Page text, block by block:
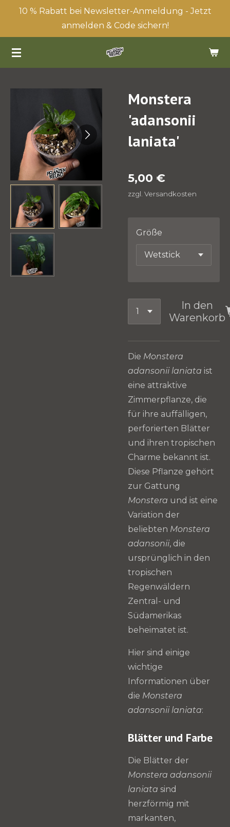
10 % Rabatt bei Newsletter-Anmeldung - Jetzt
anmelden & Code sichern!
Monstera
'adansonii
laniata'
5,00 €
zzgl. Versandkosten
Größe
In den
Warenkorb
Die Monstera
adansonii laniata ist
eine attraktive
Zimmerpflanze, die
für ihre auffälligen,
perforierten Blätter
und ihren tropischen
Charme bekannt ist.
Diese Pflanze gehört
zur Gattung
Monstera und ist eine
Variation der
beliebten Monstera
adansonii, die
ursprünglich in den
tropischen
Regenwäldern
Zentral- und
Südamerikas
beheimatet ist.
Hier sind einige
wichtige
Informationen über
die Monstera
adansonii laniata:
Blätter und Farbe
Die Blätter der
Monstera adansonii
laniata sind
herzförmig mit
markanten,